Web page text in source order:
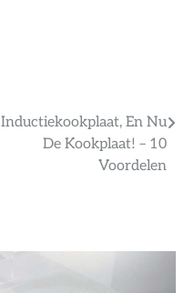
Inductiekookplaat, En Nu
De Kookplaat! – 10
Voordelen